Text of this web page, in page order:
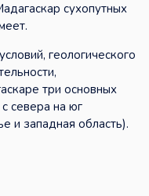
сухопутных
геологического
три основных
севера на юг
и западная область).